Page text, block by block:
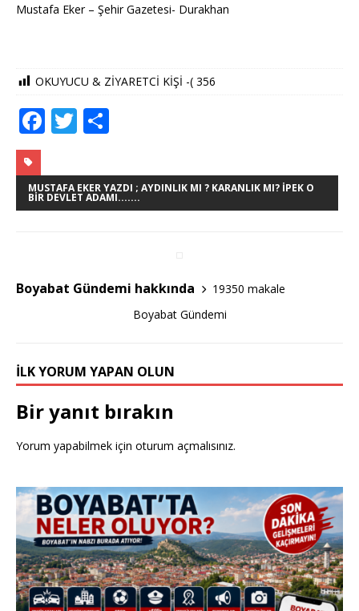
Mustafa Eker – Şehir Gazetesi- Durakhan
OKUYUCU & ZİYARETCİ KİŞİ -( 356
F
c
e
o
k
T
it
te
ar
e
MUSTAFA EKER YAZDI ; AYDINLIK MI ? KARANLIK MI? İPEK O
BIR DEVLET ADAMI.......
Boyabat Gündemi hakkında
19350 makale
Boyabat Gündemi
İLK YORUM YAPAN OLUN
Bir yanıt bırakın
Yorum yapabilmek için oturum açmalısınız.